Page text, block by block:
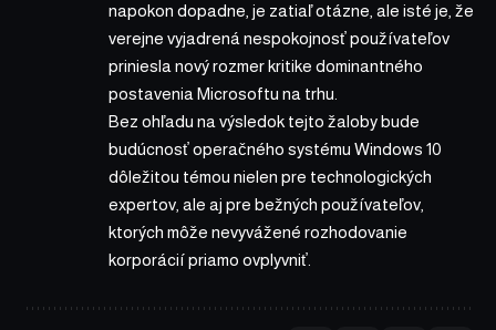
napokon dopadne, je zatiaľ otázne, ale isté je, že
verejne vyjadrená nespokojnosť používateľov
priniesla nový rozmer kritike dominantného
postavenia Microsoftu na trhu.
Bez ohľadu na výsledok tejto žaloby bude
budúcnosť operačného systému Windows 10
dôležitou témou nielen pre technologických
expertov, ale aj pre bežných používateľov,
ktorých môže nevyvážené rozhodovanie
korporácií priamo ovplyvniť.